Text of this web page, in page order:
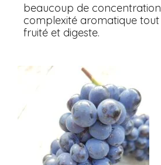
beaucoup de
complexité aromatique
fruité et digeste.